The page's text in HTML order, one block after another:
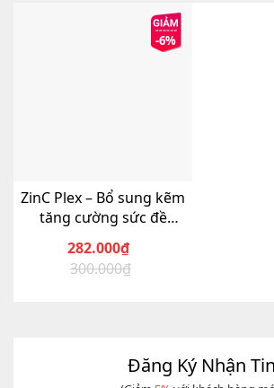
-6%
ZinC Plex – Bổ sung kẽm
tăng cường sức đề
300.000₫
Giá
282.000₫
Giá
Đăng Ký Nhận Tin